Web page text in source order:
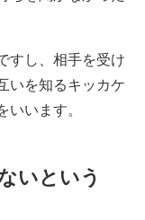
すし、相手を受け
いを知るキッカケ
いいます。
いという